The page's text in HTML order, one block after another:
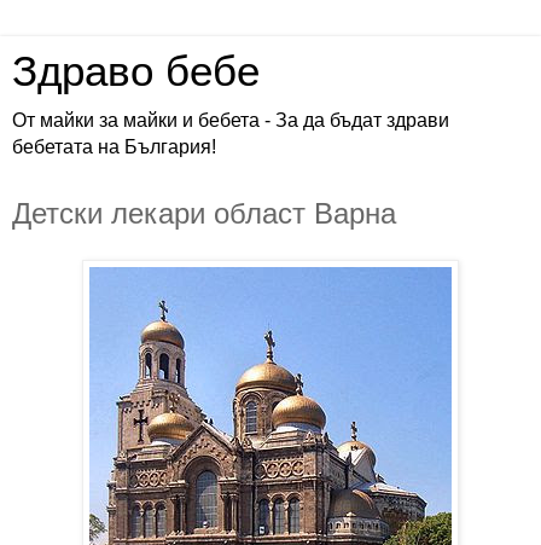
Здраво бебе
От майки за майки и бебета - За да бъдат здрави
бебетата на България!
Детски лекари област Варна